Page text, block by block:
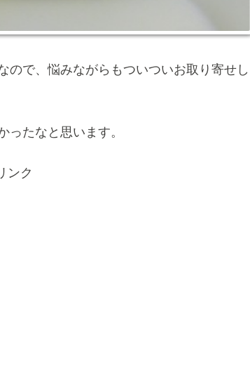
ので、悩みながらもついついお取り寄せし
ったなと思います。
ンク